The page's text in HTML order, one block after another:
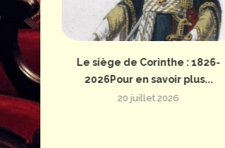
Le siège de Corinthe : 1826-
2026Pour en savoir plus...
20 juillet 2026